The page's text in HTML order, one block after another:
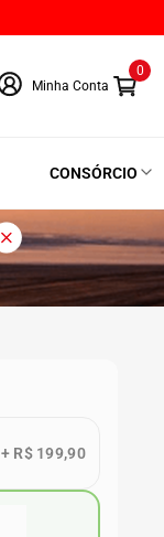
0
CONSÓRCIO
+ R$ 199,90